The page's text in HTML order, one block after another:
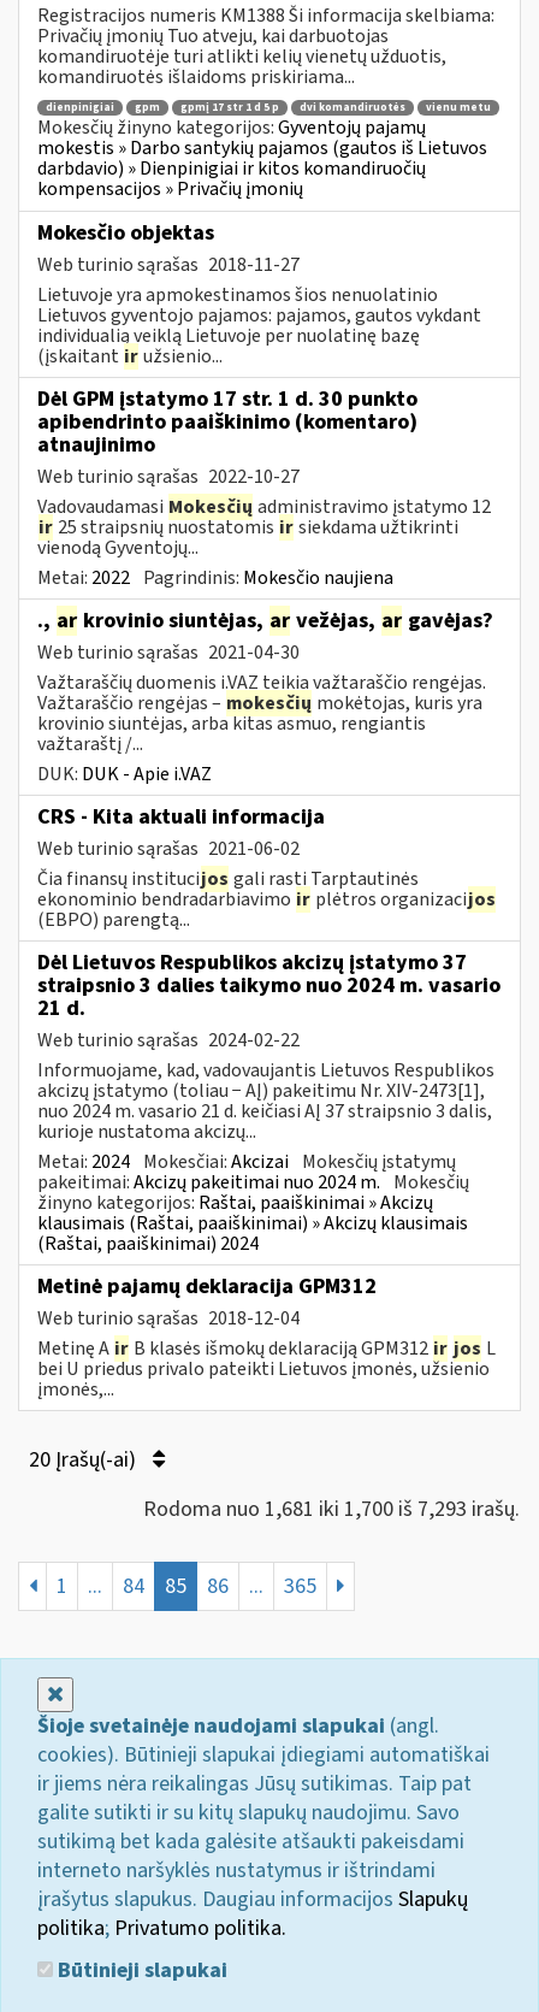
Registracijos numeris KM1388 Ši informacija skelbiama:
Privačių įmonių Tuo atveju, kai darbuotojas
komandiruotėje turi atlikti kelių vienetų užduotis,
komandiruotės išlaidoms priskiriama...
dienpinigiai gpm gpmį 17 str 1 d 5 p dvi komandiruotės vienu metu
Mokesčių žinyno kategorijos:Gyventojų pajamų
mokestis » Darbo santykių pajamos (gautos iš Lietuvos
darbdavio) » Dienpinigiai ir kitos komandiruočių
kompensacijos » Privačių įmonių
Mokesčio objektas
Web turinio sąrašas 2018-11-27
Lietuvoje yra apmokestinamos šios nenuolatinio
Lietuvos gyventojo pajamos: pajamos, gautos vykdant
individualią veiklą Lietuvoje per nuolatinę bazę
(įskaitant iružsienio...
Dėl GPM įstatymo 17 str. 1 d. 30 punkto
apibendrinto paaiškinimo (komentaro)
atnaujinimo
Web turinio sąrašas 2022-10-27
Vadovaudamasi Mokesčių administravimo įstatymo 12
ir 25 straipsnių nuostatomis irsiekdama užtikrinti
vienodą Gyventojų...
Metai: 2022 Pagrindinis: Mokesčio naujiena
., ar krovinio siuntėjas, ar vežėjas, ar gavėjas?
Web turinio sąrašas 2021-04-30
Važtaraščių duomenis i.VAZ teikia važtaraščio rengėjas.
Važtaraščio rengėjas – mokesčių mokėtojas, kuris yra
krovinio siuntėjas, arba kitas asmuo, rengiantis
važtaraštį /...
DUK: DUK - Apie i.VAZ
CRS - Kita aktuali informacija
Web turinio sąrašas 2021-06-02
Čia finansų institucijos gali rasti Tarptautinės
ekonominio bendradarbiavimo ir plėtros organizacijos
(EBPO) parengtą...
Dėl Lietuvos Respublikos akcizų įstatymo 37
straipsnio 3 dalies taikymo nuo 2024 m. vasario
21 d.
Web turinio sąrašas 2024-02-22
Informuojame, kad, vadovaujantis Lietuvos Respublikos
akcizų įstatymo (toliau − AĮ) pakeitimu Nr. XIV-2473[1],
nuo 2024 m. vasario 21 d. keičiasi AĮ 37 straipsnio 3 dalis,
kurioje nustatoma akcizų...
Metai: 2024 Mokesčiai:Akcizai Mokesčių įstatymų
pakeitimai:Akcizų pakeitimai nuo 2024 m. Mokesčių
žinyno kategorijos: Raštai, paaiškinimai » Akcizų
klausimais (Raštai, paaiškinimai) » Akcizų klausimais
(Raštai, paaiškinimai) 2024
Metinė pajamų deklaracija GPM312
Web turinio sąrašas 2018-12-04
Metinę A ir B klasės išmokų deklaraciją GPM312 ir jos L
bei U priedus privalo pateikti Lietuvos įmonės, užsienio
įmonės,...
20 Įrašų(-ai)
Rodoma nuo 1,681 iki 1,700 iš 7,293 irašų.
1 ... 84 85 86 ... 365
Šioje svetainėje naudojami slapukai (angl.
cookies). Būtinieji slapukai įdiegiami automatiškai
ir jiems nėra reikalingas Jūsų sutikimas. Taip pat
galite sutikti ir su kitų slapukų naudojimu. Savo
sutikimą bet kada galėsite atšaukti pakeisdami
interneto naršyklės nustatymus ir ištrindami
įrašytus slapukus. Daugiau informacijos Slapukų
politika; Privatumo politika.
Būtinieji slapukai